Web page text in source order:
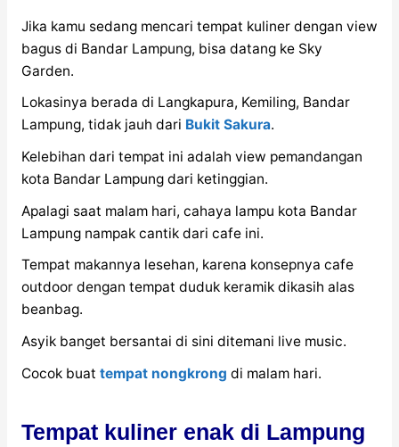
Jika kamu sedang mencari tempat kuliner dengan view
bagus di Bandar Lampung, bisa datang ke Sky
Garden.
Lokasinya berada di Langkapura, Kemiling, Bandar
Lampung, tidak jauh dari Bukit Sakura.
Kelebihan dari tempat ini adalah view pemandangan
kota Bandar Lampung dari ketinggian.
Apalagi saat malam hari, cahaya lampu kota Bandar
Lampung nampak cantik dari cafe ini.
Tempat makannya lesehan, karena konsepnya cafe
outdoor dengan tempat duduk keramik dikasih alas
beanbag.
Asyik banget bersantai di sini ditemani live music.
Cocok buat tempat nongkrong di malam hari.
Tempat kuliner enak di Lampung